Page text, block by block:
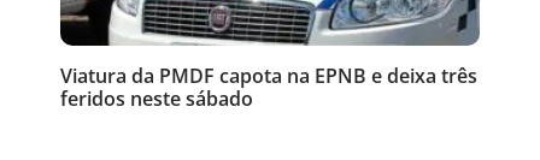
Viatura da PMDF capota na EPNB e deixa três
feridos neste sábado